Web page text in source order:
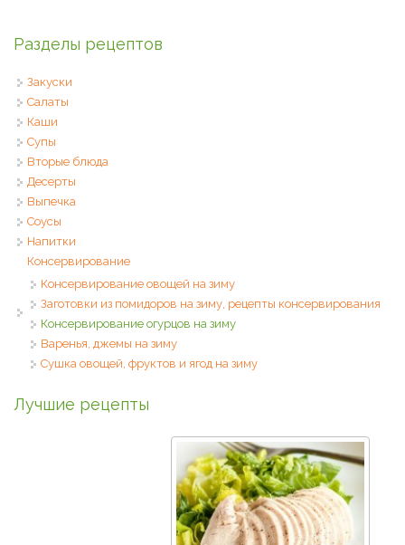
Разделы рецептов
Закуски
Салаты
Каши
Супы
Вторые блюда
Десерты
Выпечка
Соусы
Напитки
Консервирование
Консервирование овощей на зиму
Заготовки из помидоров на зиму, рецепты консервирования
Консервирование огурцов на зиму
Варенья, джемы на зиму
Сушка овощей, фруктов и ягод на зиму
Лучшие рецепты